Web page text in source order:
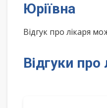
Юріївна
Відгук про лікаря
Відгуки про